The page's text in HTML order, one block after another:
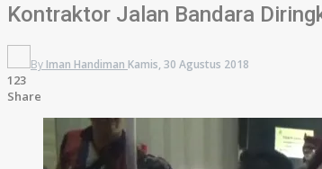
Kontraktor Jalan Bandara
By Iman Handiman Kamis, 30 Agustus 2018
123
Share